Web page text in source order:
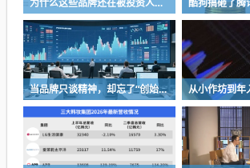
当品牌只谈精神，却忘了“创始人思维”